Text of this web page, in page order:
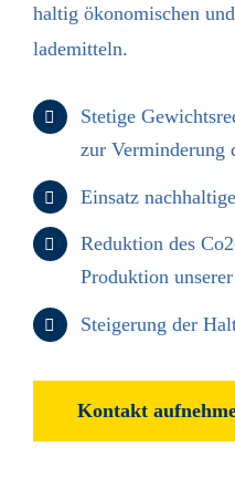
haltig ökonomischen
lademitteln.
Stetige
zur Verminderung
Einsatz
Reduktion des
Produktion
Steigerung der
Kontakt